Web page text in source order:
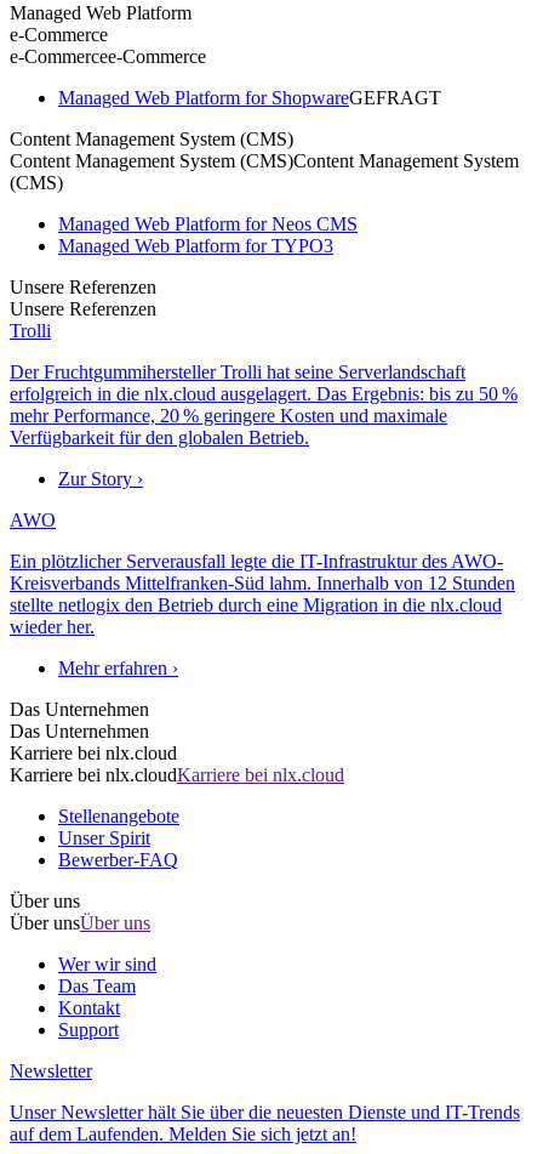
Managed Web Platform
e-Commerce
e-Commercee-Commerce
Managed Web Platform for ShopwareGEFRAGT
Content Management System (CMS)
Content Management System (CMS)Content Management System
(CMS)
Managed Web Platform for Neos CMS
Managed Web Platform for TYPO3
Unsere Referenzen
Unsere Referenzen
Trolli
Der Fruchtgummihersteller Trolli hat seine Serverlandschaft
erfolgreich in die nlx.cloud ausgelagert. Das Ergebnis: bis zu 50 %
mehr Performance, 20 % geringere Kosten und maximale
Verfügbarkeit für den globalen Betrieb.
Zur Story ›
AWO
Ein plötzlicher Serverausfall legte die IT-Infrastruktur des AWO-
Kreisverbands Mittelfranken-Süd lahm. Innerhalb von 12 Stunden
stellte netlogix den Betrieb durch eine Migration in die nlx.cloud
wieder her.
Mehr erfahren ›
Das Unternehmen
Das Unternehmen
Karriere bei nlx.cloud
Karriere bei nlx.cloudKarriere bei nlx.cloud
Stellenangebote
Unser Spirit
Bewerber-FAQ
Über uns
Über unsÜber uns
Wer wir sind
Das Team
Kontakt
Support
Newsletter
Unser Newsletter hält Sie über die neuesten Dienste und IT-Trends
auf dem Laufenden. Melden Sie sich jetzt an!